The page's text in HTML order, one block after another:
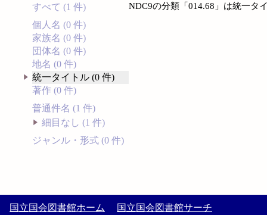
すべて (1 件)
個人名 (0 件)
家族名 (0 件)
団体名 (0 件)
地名 (0 件)
統一タイトル (0 件)
著作 (0 件)
普通件名 (1 件)
細目なし (1 件)
ジャンル・形式 (0 件)
NDC9の分類「014.68」は統一タ
国立国会図書館ホーム 国立国会図書館サーチ